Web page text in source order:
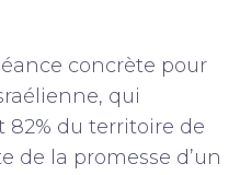
concrète pour
qui
du territoire de
de la promesse d’un